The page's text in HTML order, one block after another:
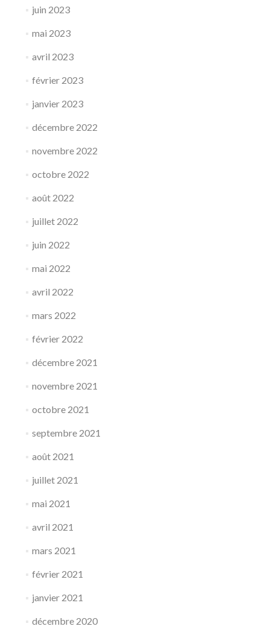
juin 2023
mai 2023
avril 2023
février 2023
janvier 2023
décembre 2022
novembre 2022
octobre 2022
août 2022
juillet 2022
juin 2022
mai 2022
avril 2022
mars 2022
février 2022
décembre 2021
novembre 2021
octobre 2021
septembre 2021
août 2021
juillet 2021
mai 2021
avril 2021
mars 2021
février 2021
janvier 2021
décembre 2020